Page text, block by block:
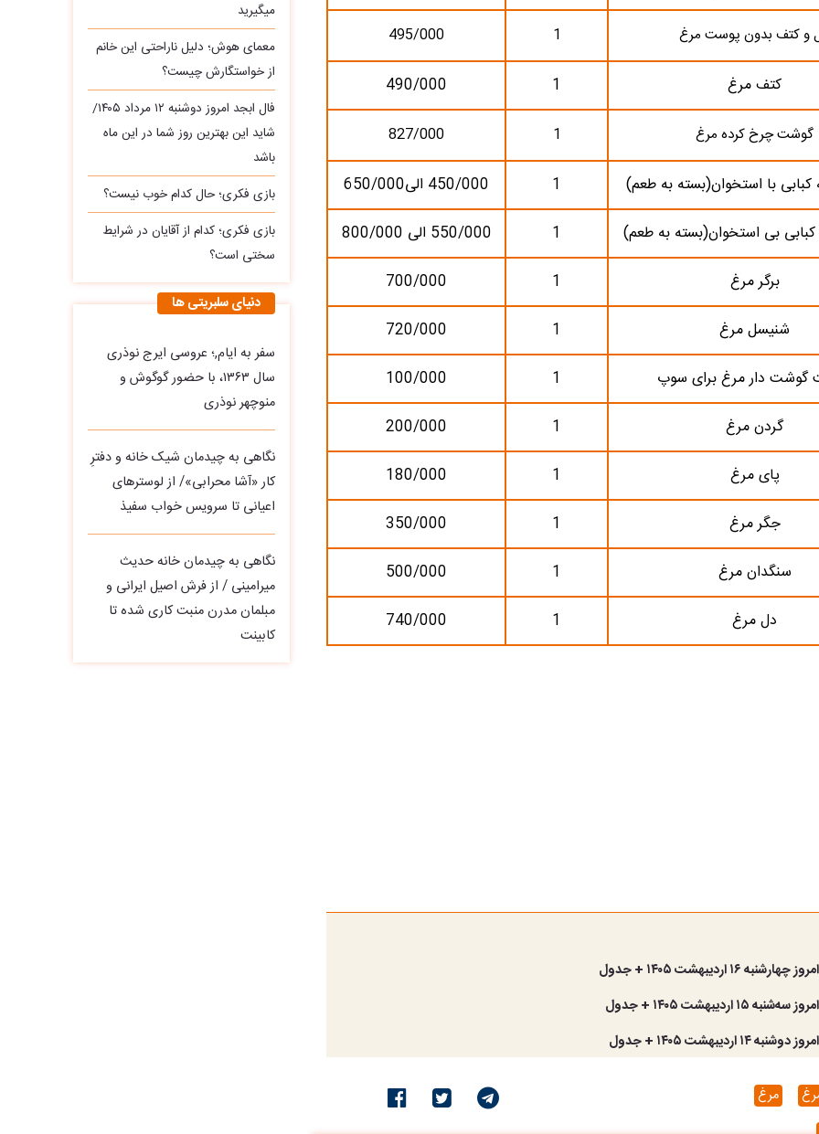
و کتف بدون پوست مرغ 1
495/000
کتف مرغ 1
490/000
گوشت چرخ کرده مرغ 1
827/000
کبابی با استخوان(بسته به طعم) 1
450/000 الی650/000
بی استخوان(بسته به طعم)
1
550/000 الی 800/000
برگر مرغ
1
700/000
شنیسل مرغ
1
720/000
گوشت دار مرغ برای سوپ
1
100/000
گردن مرغ
1
200/000
پای مرغ
1
180/000
جگر مرغ
1
350/000
سنگدان مرغ
1
500/000
دل مرغ
1
740/000
۱۶ اردیبهشت ۱۴۰۵ + جدول
اردیبهشت ۱۴۰۵ + جدول
اردیبهشت ۱۴۰۵ + جدول
مرغ
میگیرید
معمای هوش؛ دلیل ناراحتی این خانم
از خواستگارش چیست؟
فال ابجد امروز دوشنبه ۱۲ مرداد ۱۴۰۵/
شاید این بهترین روز شما در این ماه
باشد
بازی فکری؛ حال کدام خوب نیست؟
بازی فکری؛ کدام از آقایان در شرایط
سختی است؟
دنیای سلبریتی ها
سفر به ایام,؛ عروسی ایرج نوذری
سال ۱۳۶۳، با حضور گوگوش و
منوچهر نوذری
نگاهی به چیدمان شیک خانه و دفترِ
کار «آشا محرابی»/ از لوسترهای
اعیانی تا سرویس خواب سفیذ
نگاهی به چیدمان خانه حدیث
میرامینی / از فرش اصیل ایرانی و
مبلمان مدرن منبت‌ کاری‌ شده تا
کابینت